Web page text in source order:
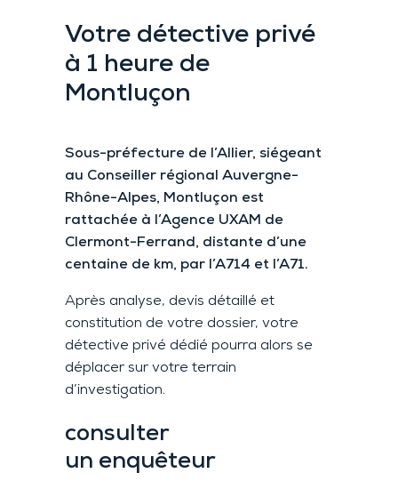
Votre détective privé
à 1 heure de
Montluçon
Sous-préfecture de l’Allier, siégeant
au Conseiller régional Auvergne-
Rhône-Alpes, Montluçon est
rattachée à l’Agence UXAM de
Clermont-Ferrand, distante d’une
centaine de km, par l’A714 et l’A71.
Après analyse, devis détaillé et
constitution de votre dossier, votre
détective privé dédié pourra alors se
déplacer sur votre terrain
d’investigation.
consulter
un enquêteur